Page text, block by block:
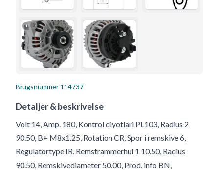
Brugsnummer 114737
Detaljer & beskrivelse
Volt 14, Amp. 180, Kontrol diyotlari PL103, Radius 2
90.50, B+ M8x1.25, Rotation CR, Spor i remskive 6,
Regulatortype IR, Remstrammerhul 1 10.50, Radius
90.50, Remskivediameter 50.00, Prod. info BN,